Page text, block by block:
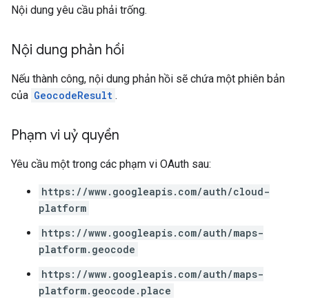
Nội dung yêu cầu phải trống.
Nội dung phản hồi
Nếu thành công, nội dung phản hồi sẽ chứa một phiên bản
của GeocodeResult .
Phạm vi uỷ quyền
Yêu cầu một trong các phạm vi OAuth sau:
https://www.googleapis.com/auth/cloud-
platform
https://www.googleapis.com/auth/maps-
platform.geocode
https://www.googleapis.com/auth/maps-
platform.geocode.place